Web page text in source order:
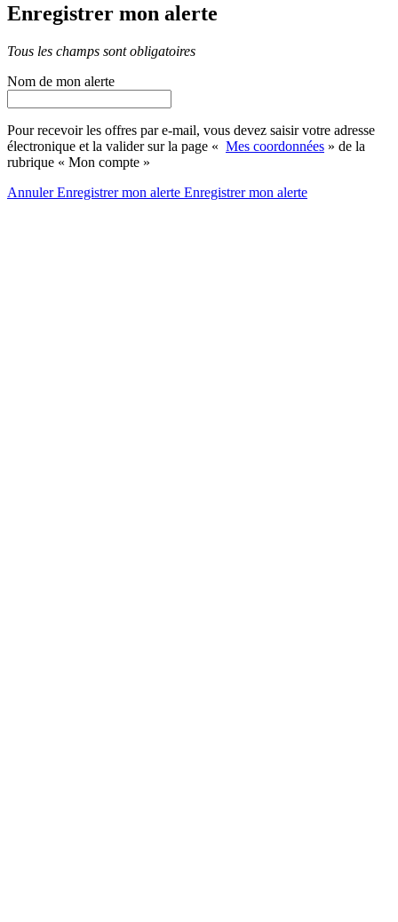
Enregistrer mon alerte
Tous les champs sont obligatoires
Nom de mon alerte
Pour recevoir les offres par e-mail, vous devez saisir votre adresse
électronique et la valider sur la page « Mes coordonnées » de la
rubrique « Mon compte »
AnnulerEnregistrer mon alerte Enregistrermon alerte